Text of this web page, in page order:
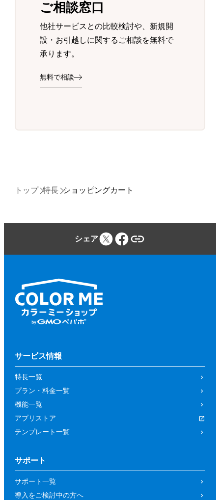
ご相談窓口
他社サービスとの比較検討や、新規開
設・お引越しに関するご相談を無料で
承ります。
無料で相談
トップ 特長 ショッピングカート
シェア
サービス情報
特長一覧
プラン・料金一覧
機能一覧
アプリストア
テンプレート一覧
サポート
サポート一覧
導入をご検討中の方へ